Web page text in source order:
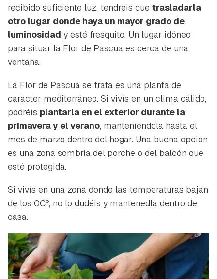
recibido suficiente luz, tendréis que trasladarla
otro lugar donde haya un mayor grado de
luminosidad y esté fresquito. Un lugar idóneo
para situar la Flor de Pascua es cerca de una
ventana.
La Flor de Pascua se trata es una planta de
carácter mediterráneo. Si vivís en un clima cálido,
podréis plantarla en el exterior durante la
primavera y el verano, manteniéndola hasta el
mes de marzo dentro del hogar. Una buena opción
es una zona sombría del porche o del balcón que
esté protegida.
Si vivís en una zona donde las temperaturas bajan
de los 0Cº, no lo dudéis y mantenedla dentro de
casa.